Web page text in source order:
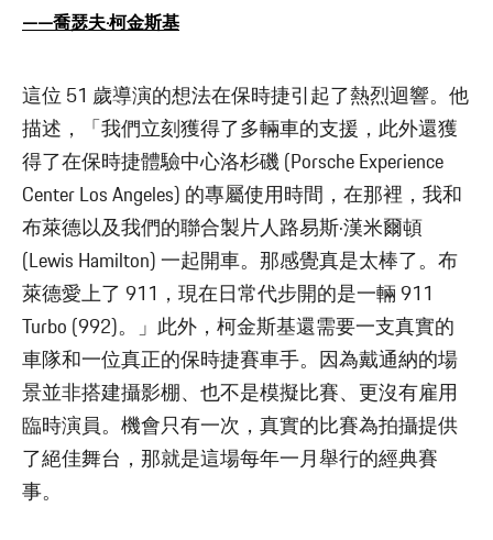
——喬瑟夫·柯金斯基
這位 51 歲導演的想法在保時捷引起了熱烈迴響。他
描述，「我們立刻獲得了多輛車的支援，此外還獲
得了在保時捷體驗中心洛杉磯 (Porsche Experience
Center Los Angeles) 的專屬使用時間，在那裡，我和
布萊德以及我們的聯合製片人路易斯·漢米爾頓
(Lewis Hamilton) 一起開車。那感覺真是太棒了。布
萊德愛上了 911，現在日常代步開的是一輛 911
Turbo (992)。」此外，柯金斯基還需要一支真實的
車隊和一位真正的保時捷賽車手。因為戴通納的場
景並非搭建攝影棚、也不是模擬比賽、更沒有雇用
臨時演員。機會只有一次，真實的比賽為拍攝提供
了絕佳舞台，那就是這場每年一月舉行的經典賽
事。